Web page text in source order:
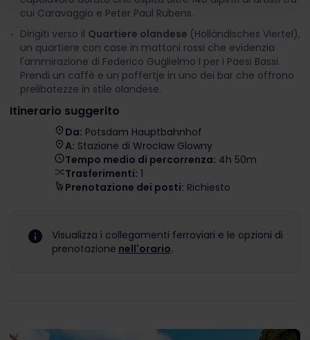
cui Caravaggio e Peter Paul Rubens.
Dirigiti verso il Quartiere olandese (Holländisches Viertel),
un quartiere con case in mattoni rossi che evidenzia
l'ammirazione di Federico Guglielmo I per i Paesi Bassi.
Prendi un caffè e un poffertje in uno dei bar che offrono
prelibatezze in stile olandese.
Itinerario suggerito
Da: Potsdam Hauptbahnhof
A: Stazione di Wrocław Glowny
Tempo medio di percorrenza: 4h 50m
Trasferimenti: 1
Prenotazione dei posti: Richiesto
Visualizza i collegamenti ferroviari e le opzioni di
prenotazione nell'orario.